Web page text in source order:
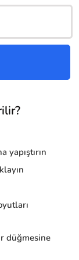
yapıştırın
düğmesine